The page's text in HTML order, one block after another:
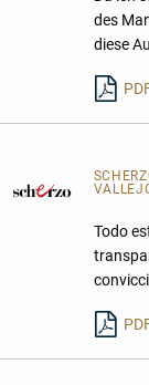
des
diese
Todo